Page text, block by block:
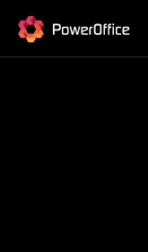
PowerOffice